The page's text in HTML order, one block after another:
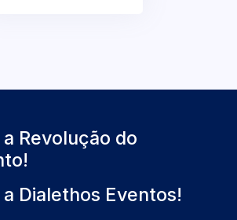
Revolução do
Dialethos Eventos!